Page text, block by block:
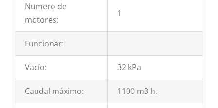
Numero de
motores:
1
Funcionar:
Vacío: 32 kPa
Caudal máximo: 1100 m3 h.